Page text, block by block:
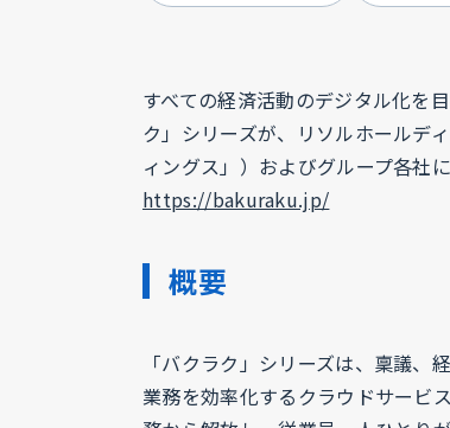
すべての経済活動のデジタル化を
ク」シリーズが、リソルホールデ
ィングス」）およびグループ各社
https://bakuraku.jp/
概要
「バクラク」シリーズは、稟議
業務を効率化するクラウドサービ